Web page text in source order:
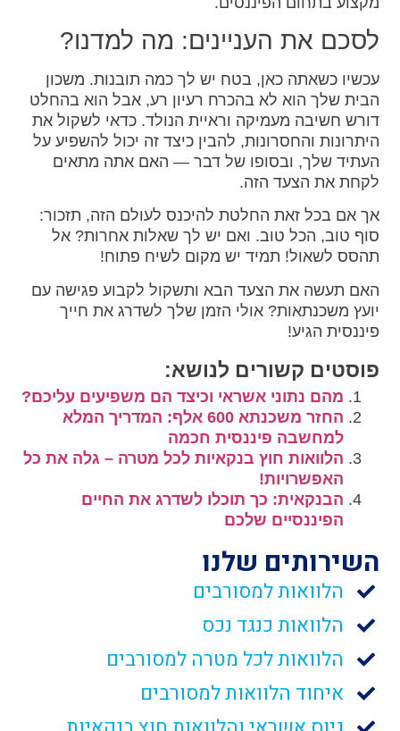
לסכם את העניינים: מה למדנו?
עכשיו כשאתה כאן, בטח יש לך כמה תובנות. משכון
הבית שלך הוא לא בהכרח רעיון רע, אבל הוא בהחלט
דורש חשיבה מעמיקה וראיית הנולד. כדאי לשקול את
היתרונות והחסרונות, להבין כיצד זה יכול להשפיע על
העתיד שלך, ובסופו של דבר — האם אתה מתאים
לקחת את הצעד הזה.
אך אם בכל זאת החלטת להיכנס לעולם הזה, תזכור:
סוף טוב, הכל טוב. ואם יש לך שאלות אחרות? אל
תהסס לשאול! תמיד יש מקום לשיח פתוח!
האם תעשה את הצעד הבא ותשקול לקבוע פגישה עם
יועץ משכנתאות? אולי הזמן שלך לשדרג את חייך
פיננסית הגיע!
פוסטים קשורים לנושא:
מהם נתוני אשראי וכיצד הם משפיעים עליכם?
החזר משכנתא 600 אלף: המדריך המלא
למחשבה פיננסית חכמה
הלוואות חוץ בנקאיות לכל מטרה – גלה את כל
האפשרויות!
הבנקאית: כך תוכלו לשדרג את החיים
הפיננסיים שלכם
השירותים שלנו
הלוואות למסורבים
הלוואות כנגד נכס
הלוואות לכל מטרה למסורבים
איחוד הלוואות למסורבים